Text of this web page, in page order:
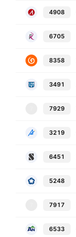
4908
6705
8358
3491
7929
3219
6451
5248
7917
6533